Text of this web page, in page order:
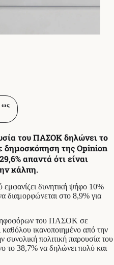
ως
του ΠΑΣΟΚ δηλώνει το
δημοσκόπηση της Opinion
απαντά ότι είναι
κάλπη.
δυνητική ψήφο 10%
στο 8,9% για
του ΠΑΣΟΚ σε
ικανοποιημένο από την
συνολική πολιτική παρουσία του
το 38,7% να δηλώνει πολύ και